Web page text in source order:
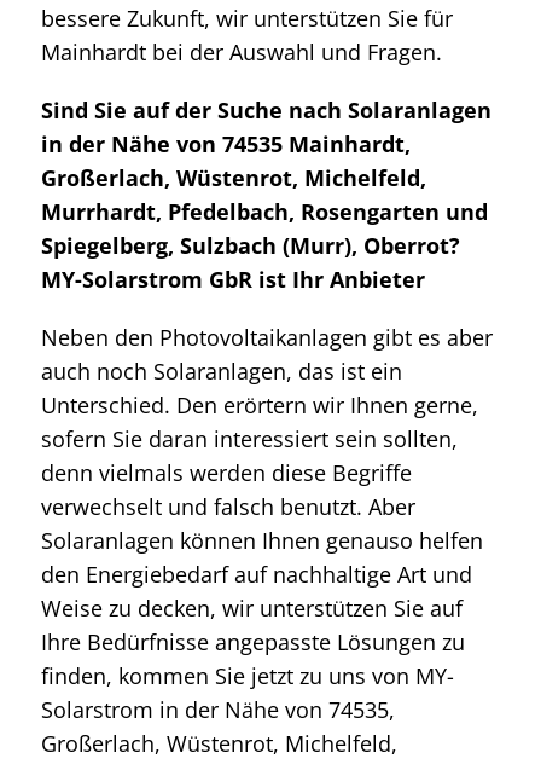
bessere Zukunft, wir unterstützen Sie für
Mainhardt bei der Auswahl und Fragen.
Sind Sie auf der Suche nach Solaranlagen
in der Nähe von 74535 Mainhardt,
Großerlach, Wüstenrot, Michelfeld,
Murrhardt, Pfedelbach, Rosengarten und
Spiegelberg, Sulzbach (Murr), Oberrot?
MY-Solarstrom GbR ist Ihr Anbieter
Neben den Photovoltaikanlagen gibt es aber
auch noch Solaranlagen, das ist ein
Unterschied. Den erörtern wir Ihnen gerne,
sofern Sie daran interessiert sein sollten,
denn vielmals werden diese Begriffe
verwechselt und falsch benutzt. Aber
Solaranlagen können Ihnen genauso helfen
den Energiebedarf auf nachhaltige Art und
Weise zu decken, wir unterstützen Sie auf
Ihre Bedürfnisse angepasste Lösungen zu
finden, kommen Sie jetzt zu uns von MY-
Solarstrom in der Nähe von 74535,
Großerlach, Wüstenrot, Michelfeld,